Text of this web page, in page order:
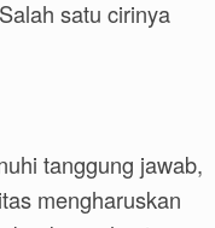
satu cirinya
tanggung jawab,
mengharuskan